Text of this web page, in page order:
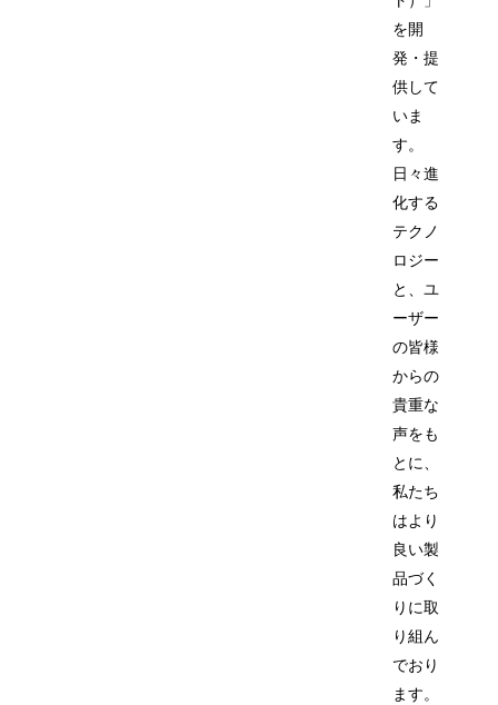
を開
発・提
供して
いま
す。
日々進
化する
テクノ
ロジー
と、ユ
ーザー
の皆様
からの
貴重な
声をも
とに、
私たち
はより
良い製
品づく
りに取
り組ん
でおり
ます。